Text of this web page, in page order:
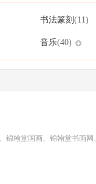
书法篆刻 (11)
音乐(40)
锦翰堂国画、锦翰堂书画网